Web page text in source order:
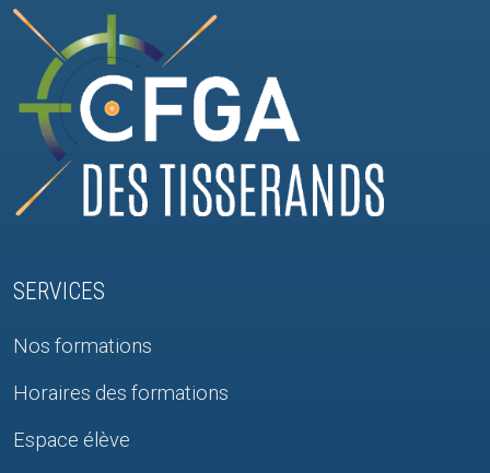
SERVICES
Nos formations
Horaires des formations
Espace élève